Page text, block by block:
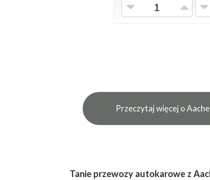
Przeczytaj więcej o
Tanie przewozy autokarowe z